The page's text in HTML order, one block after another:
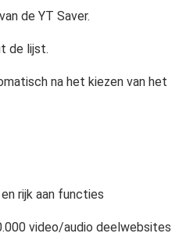
de YT Saver.
de lijst.
na het kiezen van het
rijk aan functies
video/audio deelwebsites